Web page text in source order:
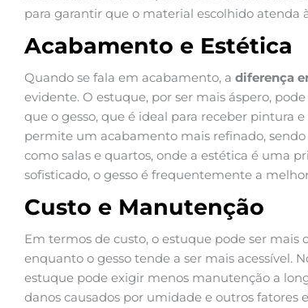
para garantir que o material escolhido atenda
Acabamento e Estética
Quando se fala em acabamento, a diferença
evidente. O estuque, por ser mais áspero,
que o gesso, que é ideal para receber pintura
permite um acabamento mais refinado,
como salas e quartos, onde a estética é uma
sofisticado, o gesso é frequentemente a
Custo e Manutenção
Em termos de custo, o estuque pode ser mais
enquanto o gesso tende a ser mais acessível.
estuque pode exigir menos manutenção a
danos causados por umidade e outros fatores